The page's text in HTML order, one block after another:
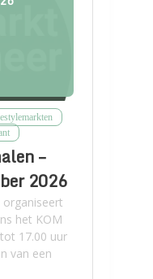
–
2026
het KOM
17.00 uur
van een